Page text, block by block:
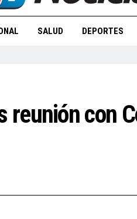
SALUD DEPORTES
con